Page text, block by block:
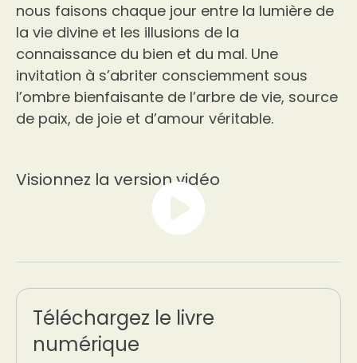
nous faisons chaque jour entre la lumière de
la vie divine et les illusions de la
connaissance du bien et du mal. Une
invitation à s’abriter consciemment sous
l’ombre bienfaisante de l’arbre de vie, source
de paix, de joie et d’amour véritable.
Visionnez la version vidéo
Téléchargez le livre
numérique